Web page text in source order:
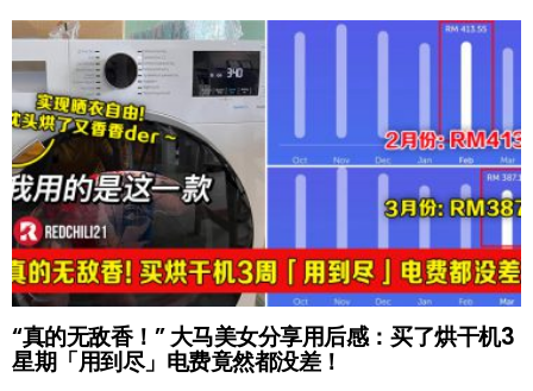
“真的无敌香！” 大马美女分享用后感：买了烘干机3
星期「用到尽」电费竟然都没差！